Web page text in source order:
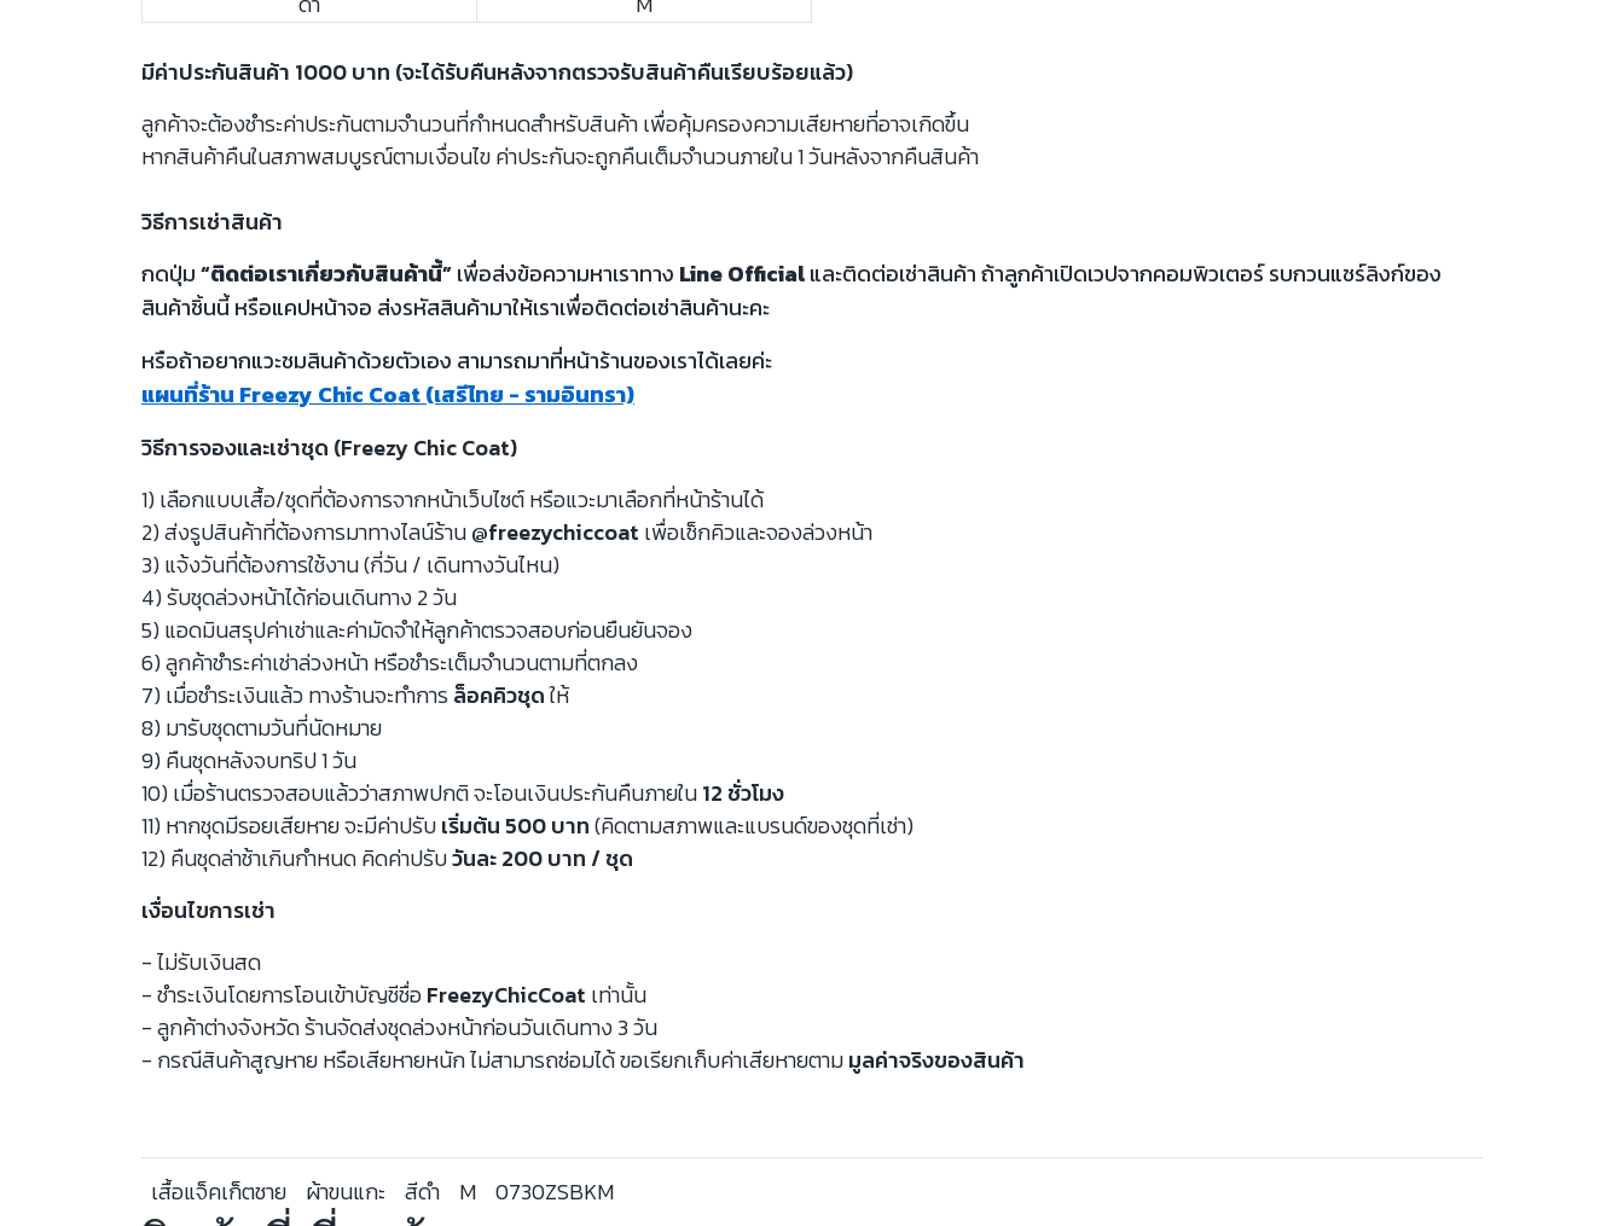
มีค่าประกันสินค้า 1000 บาท (จะได้รับคืนหลังจากตรวจรับสินค้าคืนเรียบร้อยแล้ว)
ลูกค้าจะต้องชำระค่าประกันตามจำนวนที่กำหนดสำหรับสินค้า เพื่อคุ้มครองความเสียหายที่อาจเกิดขึ้น
หากสินค้าคืนในสภาพสมบูรณ์ตามเงื่อนไข ค่าประกันจะถูกคืนเต็มจำนวนภายใน 1 วันหลังจากคืนสินค้า
วิธีการเช่าสินค้า
กดปุ่ม“ติดต่อเราเกี่ยวกับสินค้านี้”เพื่อส่งข้อความหาเราทาง Line Officialและติดต่อเช่าสินค้า ถ้าลูกค้าเปิดเวปจากคอมพิวเตอร์ รบกวนแชร์ลิงก์ของ
สินค้าชิ้นนี้ หรือแคปหน้าจอ ส่งรหัสสินค้ามาให้เราเพื่อติดต่อเช่าสินค้านะคะ
หรือถ้าอยากแวะชมสินค้าด้วยตัวเอง สามารถมาที่หน้าร้านของเราได้เลยค่ะ
แผนที่ร้าน Freezy Chic Coat (เสรีไทย - รามอินทรา)
วิธีการจองและเช่าชุด (Freezy Chic Coat)
1) เลือกแบบเสื้อ/ชุดที่ต้องการจากหน้าเว็บไซต์ หรือแวะมาเลือกที่หน้าร้านได้
2) ส่งรูปสินค้าที่ต้องการมาทางไลน์ร้าน@freezychiccoat เพื่อเช็กคิวและจองล่วงหน้า
3) แจ้งวันที่ต้องการใช้งาน (กี่วัน / เดินทางวันไหน)
4) รับชุดล่วงหน้าได้ก่อนเดินทาง 2 วัน
5) แอดมินสรุปค่าเช่าและค่ามัดจำให้ลูกค้าตรวจสอบก่อนยืนยันจอง
6) ลูกค้าชำระค่าเช่าล่วงหน้า หรือชำระเต็มจำนวนตามที่ตกลง
7) เมื่อชำระเงินแล้ว ทางร้านจะทำการล็อคคิวชุดให้
8) มารับชุดตามวันที่นัดหมาย
9) คืนชุดหลังจบทริป 1 วัน
10) เมื่อร้านตรวจสอบแล้วว่าสภาพปกติ จะโอนเงินประกันคืนภายใน12 ชั่วโมง
11) หากชุดมีรอยเสียหาย จะมีค่าปรับเริ่มต้น 500 บาท(คิดตามสภาพและแบรนด์ของชุดที่เช่า)
12) คืนชุดล่าช้าเกินกำหนด คิดค่าปรับวันละ 200 บาท / ชุด
เงื่อนไขการเช่า
- ไม่รับเงินสด
- ชำระเงินโดยการโอนเข้าบัญชีชื่อFreezyChicCoat เท่านั้น
- ลูกค้าต่างจังหวัด ร้านจัดส่งชุดล่วงหน้าก่อนวันเดินทาง 3 วัน
- กรณีสินค้าสูญหาย หรือเสียหายหนัก ไม่สามารถซ่อมได้ ขอเรียกเก็บค่าเสียหายตามมูลค่าจริงของสินค้า
เสื้อแจ็คเก็ตชาย ผ้าขนแกะ สีดำ M 0730ZSBKM